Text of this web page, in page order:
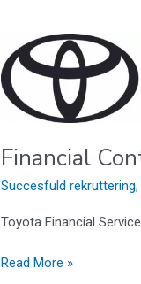
Financial
Succesfuld rekruttering
Toyota Financial
Financial
Controller
Read More »